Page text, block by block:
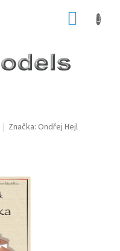
Značka: Ondřej Hejl